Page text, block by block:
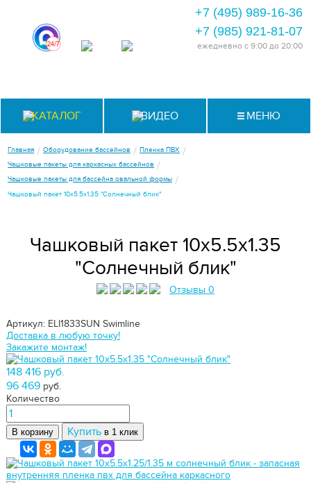
+7 (495) 989-16-36
+7 (985) 921-81-07
ежедневно с 9:00 до 20:00
КАТАЛОГ ВИДЕО МЕНЮ
Главная / Оборудование бассейнов / Пленка ПВХ /
Чашковые пакеты для каркасных бассейнов /
Чашковые пакеты для бассейна овальной формы /
Чашковый пакет 10х5.5х1.35 "Солнечный блик"
Чашковый пакет 10х5.5х1.35
"Солнечный блик"
Отзывы 0
Артикул: ELI1833SUN Swimline
Доставка в любую точку!
Закажите монтаж!
148 416 руб.
96 469 руб.
Количество
В корзину Купить в 1 клик